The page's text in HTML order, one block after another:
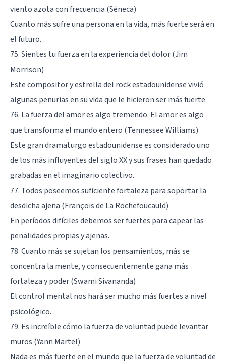
viento azota con frecuencia (Séneca)
Cuanto más sufre una persona en la vida, más fuerte será en
el futuro.
75. Sientes tu fuerza en la experiencia del dolor (Jim
Morrison)
Este compositor y estrella del rock estadounidense vivió
algunas penurias en su vida que le hicieron ser más fuerte.
76. La fuerza del amor es algo tremendo. El amor es algo
que transforma el mundo entero (Tennessee Williams)
Este gran dramaturgo estadounidense es considerado uno
de los más influyentes del siglo XX y sus frases han quedado
grabadas en el imaginario colectivo.
77. Todos poseemos suficiente fortaleza para soportar la
desdicha ajena (François de La Rochefoucauld)
En períodos difíciles debemos ser fuertes para capear las
penalidades propias y ajenas.
78. Cuanto más se sujetan los pensamientos, más se
concentra la mente, y consecuentemente gana más
fortaleza y poder (Swami Sivananda)
El control mental nos hará ser mucho más fuertes a nivel
psicológico.
79. Es increíble cómo la fuerza de voluntad puede levantar
muros (Yann Martel)
Nada es más fuerte en el mundo que la fuerza de voluntad de